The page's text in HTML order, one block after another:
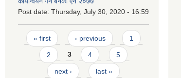
Post date: Thursday, July 30, 2020 - 16:59
Pages
« first ‹ previous 1
2 3 4 5
next › last »